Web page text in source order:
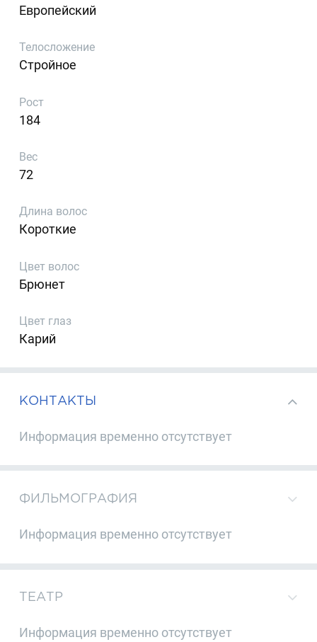
Европейский
Телосложение
Стройное
Рост
184
Вес
72
Длина волос
Короткие
Цвет волос
Брюнет
Цвет глаз
Карий
КОНТАКТЫ
Информация временно отсутствует
ФИЛЬМОГРАФИЯ
Информация временно отсутствует
ТЕАТР
Информация временно отсутствует